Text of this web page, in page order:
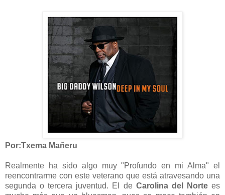
Por:Txema Mañeru
Realmente ha sido algo muy "Profundo en mi Alma" el
reencontrarme con este veterano que está atravesando una
segunda o tercera juventud. El de Carolina del Nortees